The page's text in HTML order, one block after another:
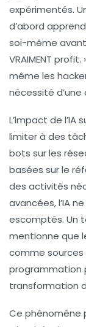
expérimentés.
d’abord
soi-même avant
VRAIMENT
même les
nécessité
L’impact de l’IA
limiter à des
bots sur les
basées sur le
des activités
avancées, l’IA
escomptés. Un
mentionne que
comme sources
programmation
transformation
Ce phénomène